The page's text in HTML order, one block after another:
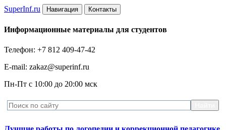
SuperInf.ru Навигация Контакты
Информационные материалы для студентов
Телефон: +7 812 409-47-42
E-mail: zakaz@superinf.ru
Пн-Пт с 10:00 до 20:00 мск